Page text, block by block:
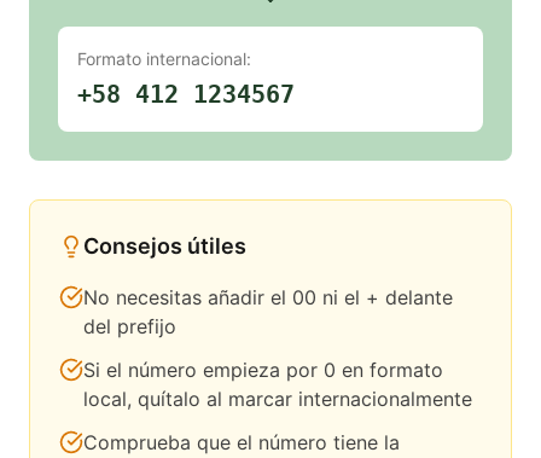
Formato internacional:
+58 412 1234567
Consejos útiles
No necesitas añadir el 00 ni el + delante
del prefijo
Si el número empieza por 0 en formato
local, quítalo al marcar internacionalmente
Comprueba que el número tiene la